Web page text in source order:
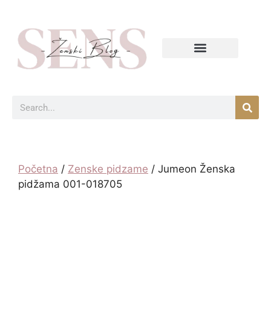
Početna / Zenske pidzame / Jumeon Ženska
pidžama 001-018705